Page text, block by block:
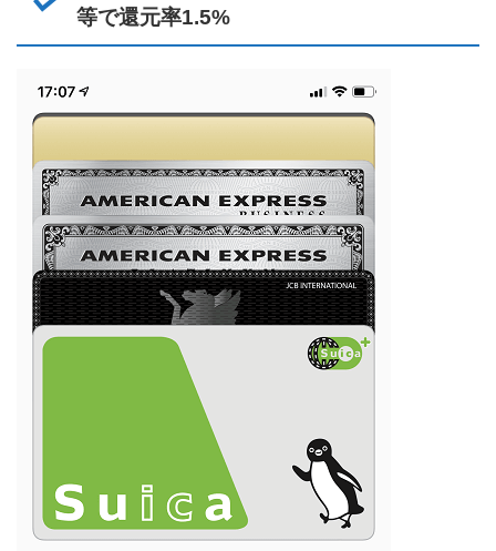
等で還元率1.5%